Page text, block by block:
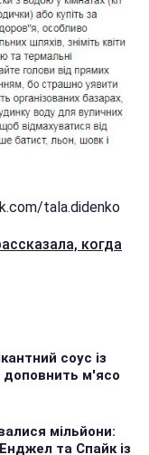
tala.didenko
когда
соус із
доповнить м'ясо
мільйони:
та Спайк із